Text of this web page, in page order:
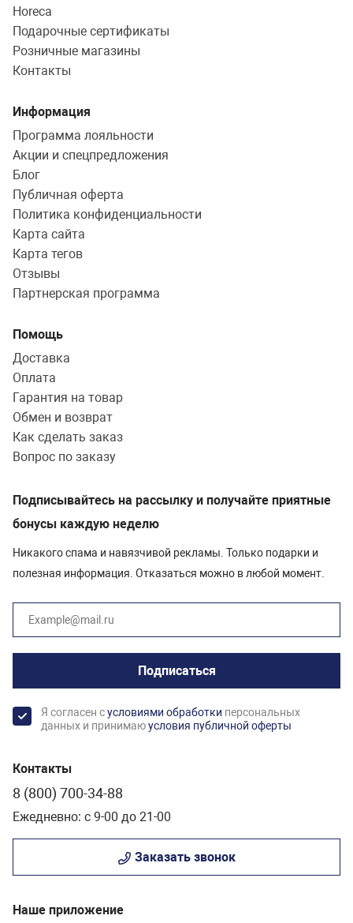
Horeca
Подарочные сертификаты
Розничные магазины
Контакты
Информация
Программа лояльности
Акции и спецпредложения
Блог
Публичная оферта
Политика конфиденциальности
Карта сайта
Карта тегов
Отзывы
Партнерская программа
Помощь
Доставка
Оплата
Гарантия на товар
Обмен и возврат
Как сделать заказ
Вопрос по заказу
Подписывайтесь на рассылку и получайте приятные
бонусы каждую неделю
Никакого спама и навязчивой рекламы. Только подарки и
полезная информация. Отказаться можно в любой момент.
Подписаться
Я согласен сусловиями обработки персональных
данных и принимаюусловия публичной оферты
Контакты
8 (800) 700-34-88
Ежедневно: с 9-00 до 21-00
Заказать звонок
Наше приложение